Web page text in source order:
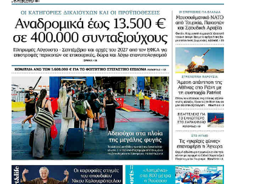
Λίγο μετά τις 11:30 στη Μητρόπολη έφτασε ο πρώην
υπουργός και πρώην πρόεδρος του ΠΑΣΟΚ, Ευάγγελος
Βενιζέλος, ο δήμαρχος Αθηναίων, Χάρης Δούκας αλλά και
ο πρώην πρόεδρος της Δημοκρατίας Προκόπης
Παυλόπουλος.
Πηγή: protothema
.